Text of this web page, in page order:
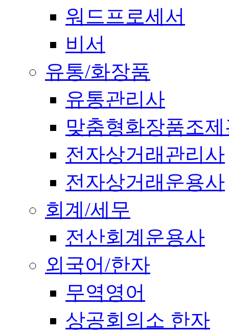
워드프로세서
비서
유통/화장품
유통관리사
맞춤형화장품조
전자상거래관리사
전자상거래운용사
회계/세무
전산회계운용사
외국어/한자
무역영어
상공회의소 한자